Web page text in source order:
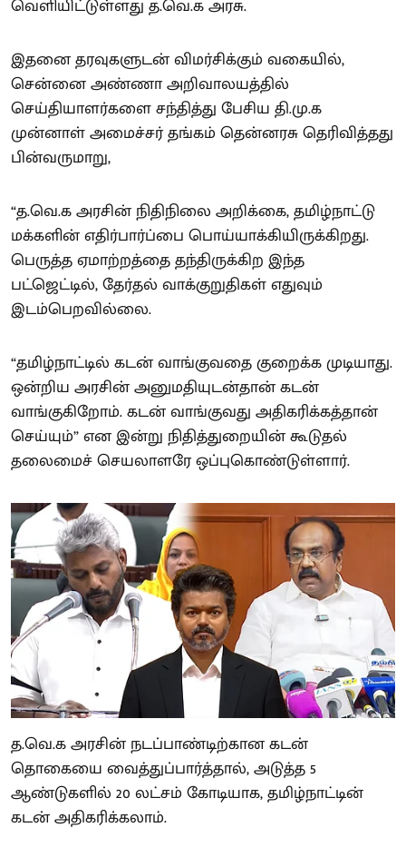
வெளியிட்டுள்ளது த.வெ.க அரசு.
இதனை தரவுகளுடன் விமர்சிக்கும் வகையில்,
சென்னை அண்ணா அறிவாலயத்தில்
செய்தியாளர்களை சந்தித்து பேசிய தி.மு.க
முன்னாள் அமைச்சர் தங்கம் தென்னரசு தெரிவித்தது
பின்வருமாறு,
“த.வெ.க அரசின் நிதிநிலை அறிக்கை, தமிழ்நாட்டு
மக்களின் எதிர்பார்ப்பை பொய்யாக்கியிருக்கிறது.
பெருத்த ஏமாற்றத்தை தந்திருக்கிற இந்த
பட்ஜெட்டில், தேர்தல் வாக்குறுதிகள் எதுவும்
இடம்பெறவில்லை.
“தமிழ்நாட்டில் கடன் வாங்குவதை குறைக்க முடியாது.
ஒன்றிய அரசின் அனுமதியுடன்தான் கடன்
வாங்குகிறோம். கடன் வாங்குவது அதிகரிக்கத்தான்
செய்யும்” என இன்று நிதித்துறையின் கூடுதல்
தலைமைச் செயலாளரே ஒப்புகொண்டுள்ளார்.
த.வெ.க அரசின் நடப்பாண்டிற்கான கடன்
தொகையை வைத்துப்பார்த்தால், அடுத்த 5
ஆண்டுகளில் 20 லட்சம் கோடியாக, தமிழ்நாட்டின்
கடன் அதிகரிக்கலாம்.